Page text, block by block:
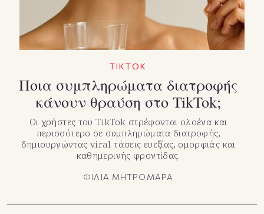
TIKTOK
Ποια συμπληρώματα διατροφής
κάνουν θραύση στο TikTok;
Οι χρήστες του TikTok στρέφονται ολοένα και
περισσότερο σε συμπληρώματα διατροφής,
δημιουργώντας viral τάσεις ευεξίας, ομορφιάς και
καθημερινής φροντίδας.
ΦΙΛΙΑ ΜΗΤΡΟΜΑΡΑ